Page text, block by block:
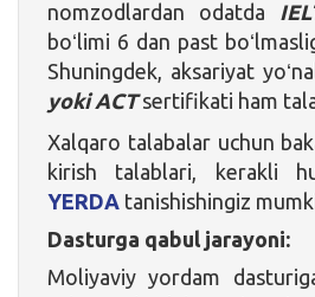
nomzodlardan odatda
boʻlimi 6 dan past
Shuningdek, aksariyat
yoki ACTsertifikati ham
Xalqaro talabalar uchun
kirish talablari, kerakli
YERDA tanishishingiz
Dasturga qabul jarayoni:
Moliyaviy yordam